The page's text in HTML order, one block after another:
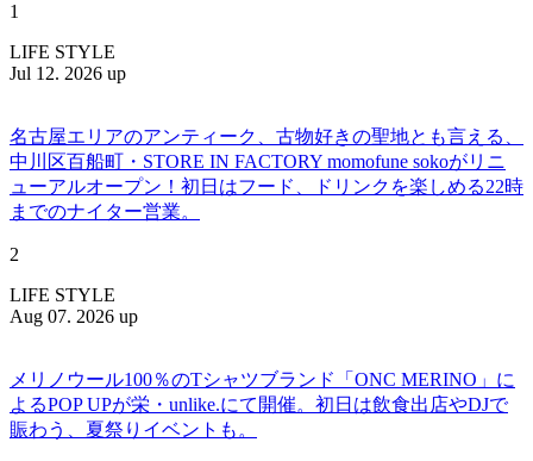
1
LIFE STYLE
Jul 12. 2026 up
名古屋エリアのアンティーク、古物好きの聖地とも言える、
中川区百船町・STORE IN FACTORY momofune sokoがリニ
ューアルオープン！初日はフード、ドリンクを楽しめる22時
までのナイター営業。
2
LIFE STYLE
Aug 07. 2026 up
メリノウール100％のTシャツブランド「ONC MERINO」に
よるPOP UPが栄・unlike.にて開催。初日は飲食出店やDJで
賑わう、夏祭りイベントも。